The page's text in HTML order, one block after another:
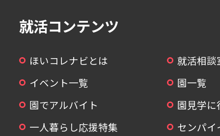
就活コンテンツ
ほいコレナビとは
就活相談
イベント一覧
園一覧
園でアルバイト
園見学
一人暮らし応援特集
センパ